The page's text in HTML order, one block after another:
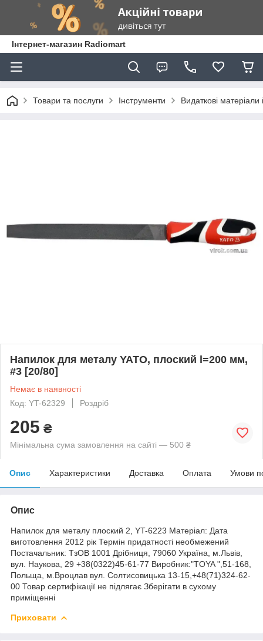
Інтернет-магазин Radiomart
Товари та послуги Інструменти Видаткові
Напилок для металу YATO, плоский l=200 мм,
#3 [20/80]
Немає в наявності
Код: YT-62329
Роздріб
205 ₴
Мінімальна сума замовлення на сайті — 500 ₴
Опис Характеристики Доставка Оплата Умови
Опис
Напилок для металу плоский 2, YT-6223 Матеріал: Дата
виготовлення 2012 рік Термін придатності необмежений
Постачальник: ТзОВ 1001 Дрібниця, 79060 Україна, м.Львів,
вул. Наукова, 29 +38(0322)45-61-77 Виробник:"TOYA ",51-168,
Польща, м.Вроцлав вул. Солтисовицька 13-15,+48(71)324-62-
00 Товар сертифікації не підлягає Зберігати в сухому
приміщенні
Приховати